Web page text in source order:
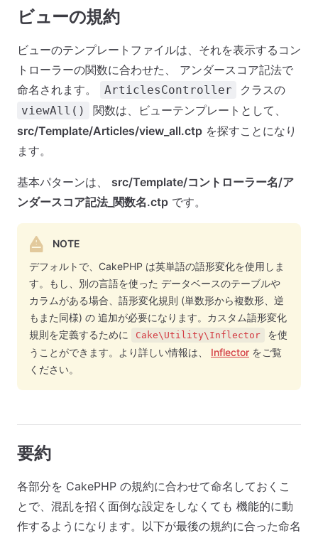
ビューの規約
ビューのテンプレートファイルは、それを表示するコン
トローラーの関数に合わせた、 アンダースコア記法で
命名されます。
ArticlesController クラスの
viewAll()
関数は、ビューテンプレートとして、
src/Template/Articles/view_all.ctp を探すことになり
ます。
基本パターンは、 src/Template/コントローラー名/ア
ンダースコア記法_関数名.ctp です。
NOTE
デフォルトで、CakePHP は英単語の語形変化を使用しま
す。もし、別の言語を使った データベースのテーブルや
カラムがある場合、語形変化規則 (単数形から複数形、逆
もまた同様) の 追加が必要になります。カスタム語形変化
規則を定義するために
Cake\Utility\Inflector
を使
うことができます。より詳しい情報は、 Inflector をご覧
ください。
要約
各部分を CakePHP の規約に合わせて命名しておくこ
とで、混乱を招く面倒な設定をしなくても 機能的に動
作するようになります。以下が最後の規約に合った命名